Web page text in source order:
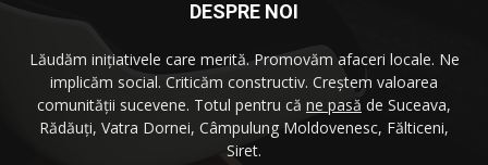
DESPRE NOI
Lăudăm iniţiativele care merită. Promovăm afaceri locale. Ne
implicăm social. Criticăm constructiv. Creştem valoarea
comunităţii sucevene. Totul pentru că ne pasă de Suceava,
Rădăuţi, Vatra Dornei, Câmpulung Moldovenesc, Fălticeni,
Siret.